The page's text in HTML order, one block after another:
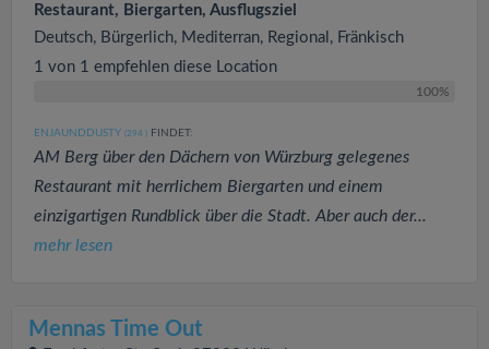
Restaurant, Biergarten, Ausflugsziel
Deutsch, Bürgerlich, Mediterran, Regional, Fränkisch
1 von 1 empfehlen diese Location
100%
ENJAUNDDUSTY (294 ) FINDET:
AM Berg über den Dächern von Würzburg gelegenes
Restaurant mit herrlichem Biergarten und einem
einzigartigen Rundblick über die Stadt. Aber auch der...
mehr lesen
Mennas Time Out